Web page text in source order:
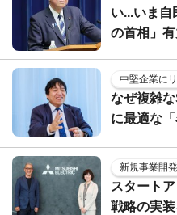
い...いま自
の首相」
中堅企業に
なぜ複雑
に最適な
新規事業開
スタート
戦略の実